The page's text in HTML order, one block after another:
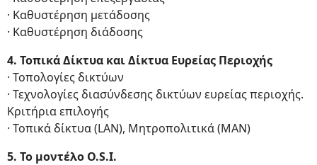
· Καθυστέρηση μετάδοσης
· Καθυστέρηση διάδοσης
4. Τοπικά Δίκτυα και Δίκτυα Ευρείας Περιοχής
· Τοπολογίες δικτύων
· Τεχνολογίες διασύνδεσης δικτύων ευρείας περιοχής.
Κριτήρια επιλογής
· Τοπικά δίκτυα (LAN), Μητροπολιτικά (ΜΑΝ)
5. Το μοντέλο O.S.I.